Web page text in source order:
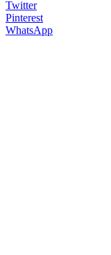
Twitter
Pinterest
WhatsApp